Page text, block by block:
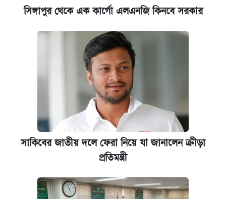
সিঙ্গাপুর থেকে এক কার্গো এলএনজি কিনবে সরকার
সাকিবের জাতীয় দলে ফেরা নিয়ে যা জানালেন ক্রীড়া
প্রতিমন্ত্রী